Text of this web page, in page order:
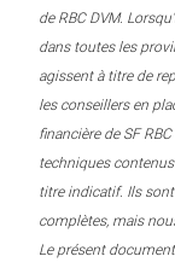
de RBC DVM.
dans toutes les
agissent à titre de
les conseillers en
financière de SF
techniques
titre indicatif. Ils
complètes, mais
Le présent